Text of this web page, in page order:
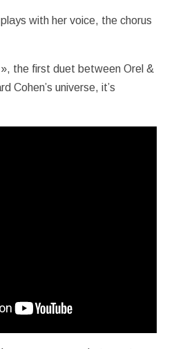
with her voice, the chorus
the first duet between Orel &
Cohen’s universe, it’s